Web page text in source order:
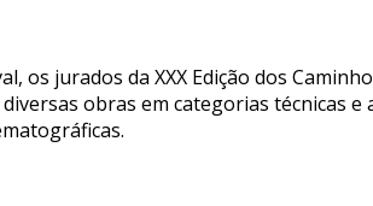
os jurados da XXX Edição dos
obras em categorias técnicas